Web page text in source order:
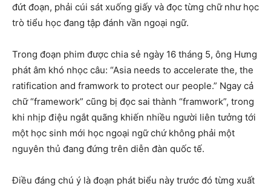
đứt đoạn, phải cúi sát xuống giấy và đọc từng chữ như học
trò tiểu học đang tập đánh vần ngoại ngữ.
Trong đoạn phim được chia sẻ ngày 16 tháng 5, ông Hưng
phát âm khó nhọc câu: “Asia needs to accelerate the, the
ratification and framwork to protect our people.” Ngay cả
chữ “framework” cũng bị đọc sai thành “framwork”, trong
khi nhịp điệu ngắt quãng khiến nhiều người liên tưởng tới
một học sinh mới học ngoại ngữ chứ không phải một
nguyên thủ đang đứng trên diễn đàn quốc tế.
Điều đáng chú ý là đoạn phát biểu này trước đó từng xuất